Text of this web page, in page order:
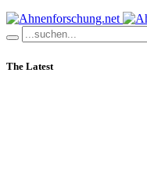
The Latest